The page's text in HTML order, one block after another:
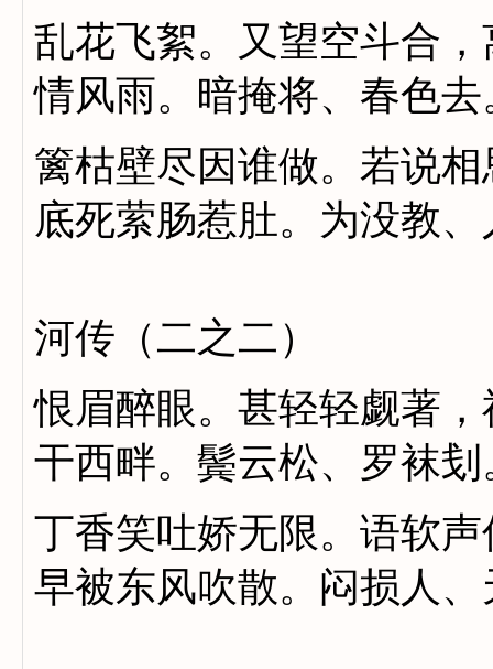
乱花飞絮。又望空斗合
情风雨。暗掩将、春色去
篱枯壁尽因谁做。若说
底死萦肠惹肚。为没教
河传（二之二）
恨眉醉眼。甚轻轻觑著
干西畔。鬓云松、罗袜刬
丁香笑吐娇无限。语软
早被东风吹散。闷损人